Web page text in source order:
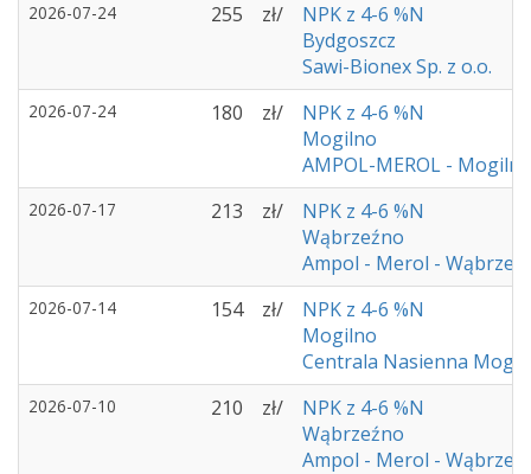
2026-07-24 255 zł/
NPK z 4-6 %N
Bydgoszcz
Sawi-Bionex Sp. z o.o.
2026-07-24 180 zł/
NPK z 4-6 %N
Mogilno
AMPOL-MEROL - Mogilno
2026-07-17 213 zł/
NPK z 4-6 %N
Wąbrzeźno
Ampol - Merol -
2026-07-14 154 zł/
NPK z 4-6 %N
Mogilno
Centrala Nasienna
2026-07-10 210 zł/
NPK z 4-6 %N
Wąbrzeźno
Ampol - Merol -